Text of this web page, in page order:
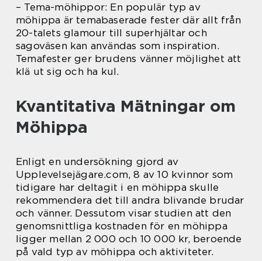
– Tema-möhippor: En populär typ av
möhippa är temabaserade fester där allt från
20-talets glamour till superhjältar och
sagoväsen kan användas som inspiration.
Temafester ger brudens vänner möjlighet att
klä ut sig och ha kul.
Kvantitativa Mätningar om
Möhippa
Enligt en undersökning gjord av
Upplevelsejägare.com, 8 av 10 kvinnor som
tidigare har deltagit i en möhippa skulle
rekommendera det till andra blivande brudar
och vänner. Dessutom visar studien att den
genomsnittliga kostnaden för en möhippa
ligger mellan 2 000 och 10 000 kr, beroende
på vald typ av möhippa och aktiviteter.